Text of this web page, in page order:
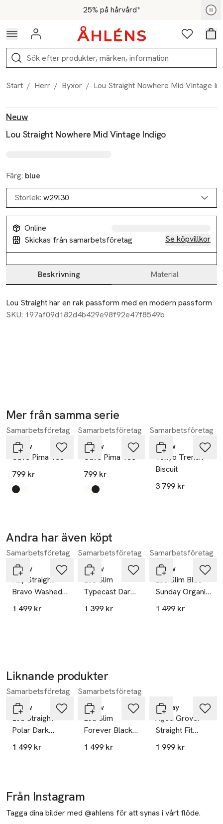
Hoppa till navigationsmenyn25% på hårvård*
För medlemmar - Shoppa nu
Logga in Favoriter
Sök
Start / Herr / Byxor / Lou Straight Nowhere Mid Vintage
Neuw
Lou Straight Nowhere Mid Vintage Indigo
Färg: blue
Storlek: w29l30
Online
Skickas från samarbetsföretag
Se köpvillkor
Beskrivning Material
Beskrivning
Lou Straight har en rak passform med en modern passform
SKU: 197af09d182d4b429e98f92e47f8549b
Mer från samma serie
Hoppa över bildspelet
Samarbetsföretag
Neuw
Cave Pima Tee
799 kr
Produkten finns i färgerna:
black
white
Samarbetsföretag
Neuw
Cave Pima Tee
799 kr
Produkten finns i färgerna:
white
black
Samarbetsföretag
Neuw
Tokyo Trench
Biscuit
3 799 kr
Andra har även köpt
Hoppa över bildspelet
Samarbetsföretag
Neuw
Ray Straight
Bravo Washed
Black
1 499 kr
Samarbetsföretag
Neuw
Lou Slim
Typecast Dark
Denim
1 399 kr
Samarbetsföretag
Neuw
Lou Slim Blue
Sunday Organic
Mid Blue
1 499 kr
Liknande produkter
Hoppa över bildspelet
Samarbetsföretag
Neuw
Lou Straight
Polar Dark
Indigo
1 499 kr
Samarbetsföretag
Neuw
Lou Slim
Forever Black
Organic Jet
1 499 kr
Replay
Aged Grover
Straight Fit
Jeans
1 999 kr
Från Instagram
Tagga dina bilder med @ahlens för att synas i vårt flöde.